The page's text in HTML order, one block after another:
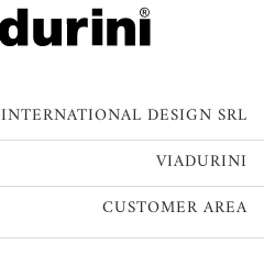
INTERNATIONAL DESIGN SRL
VIADURINI
CUSTOMER AREA